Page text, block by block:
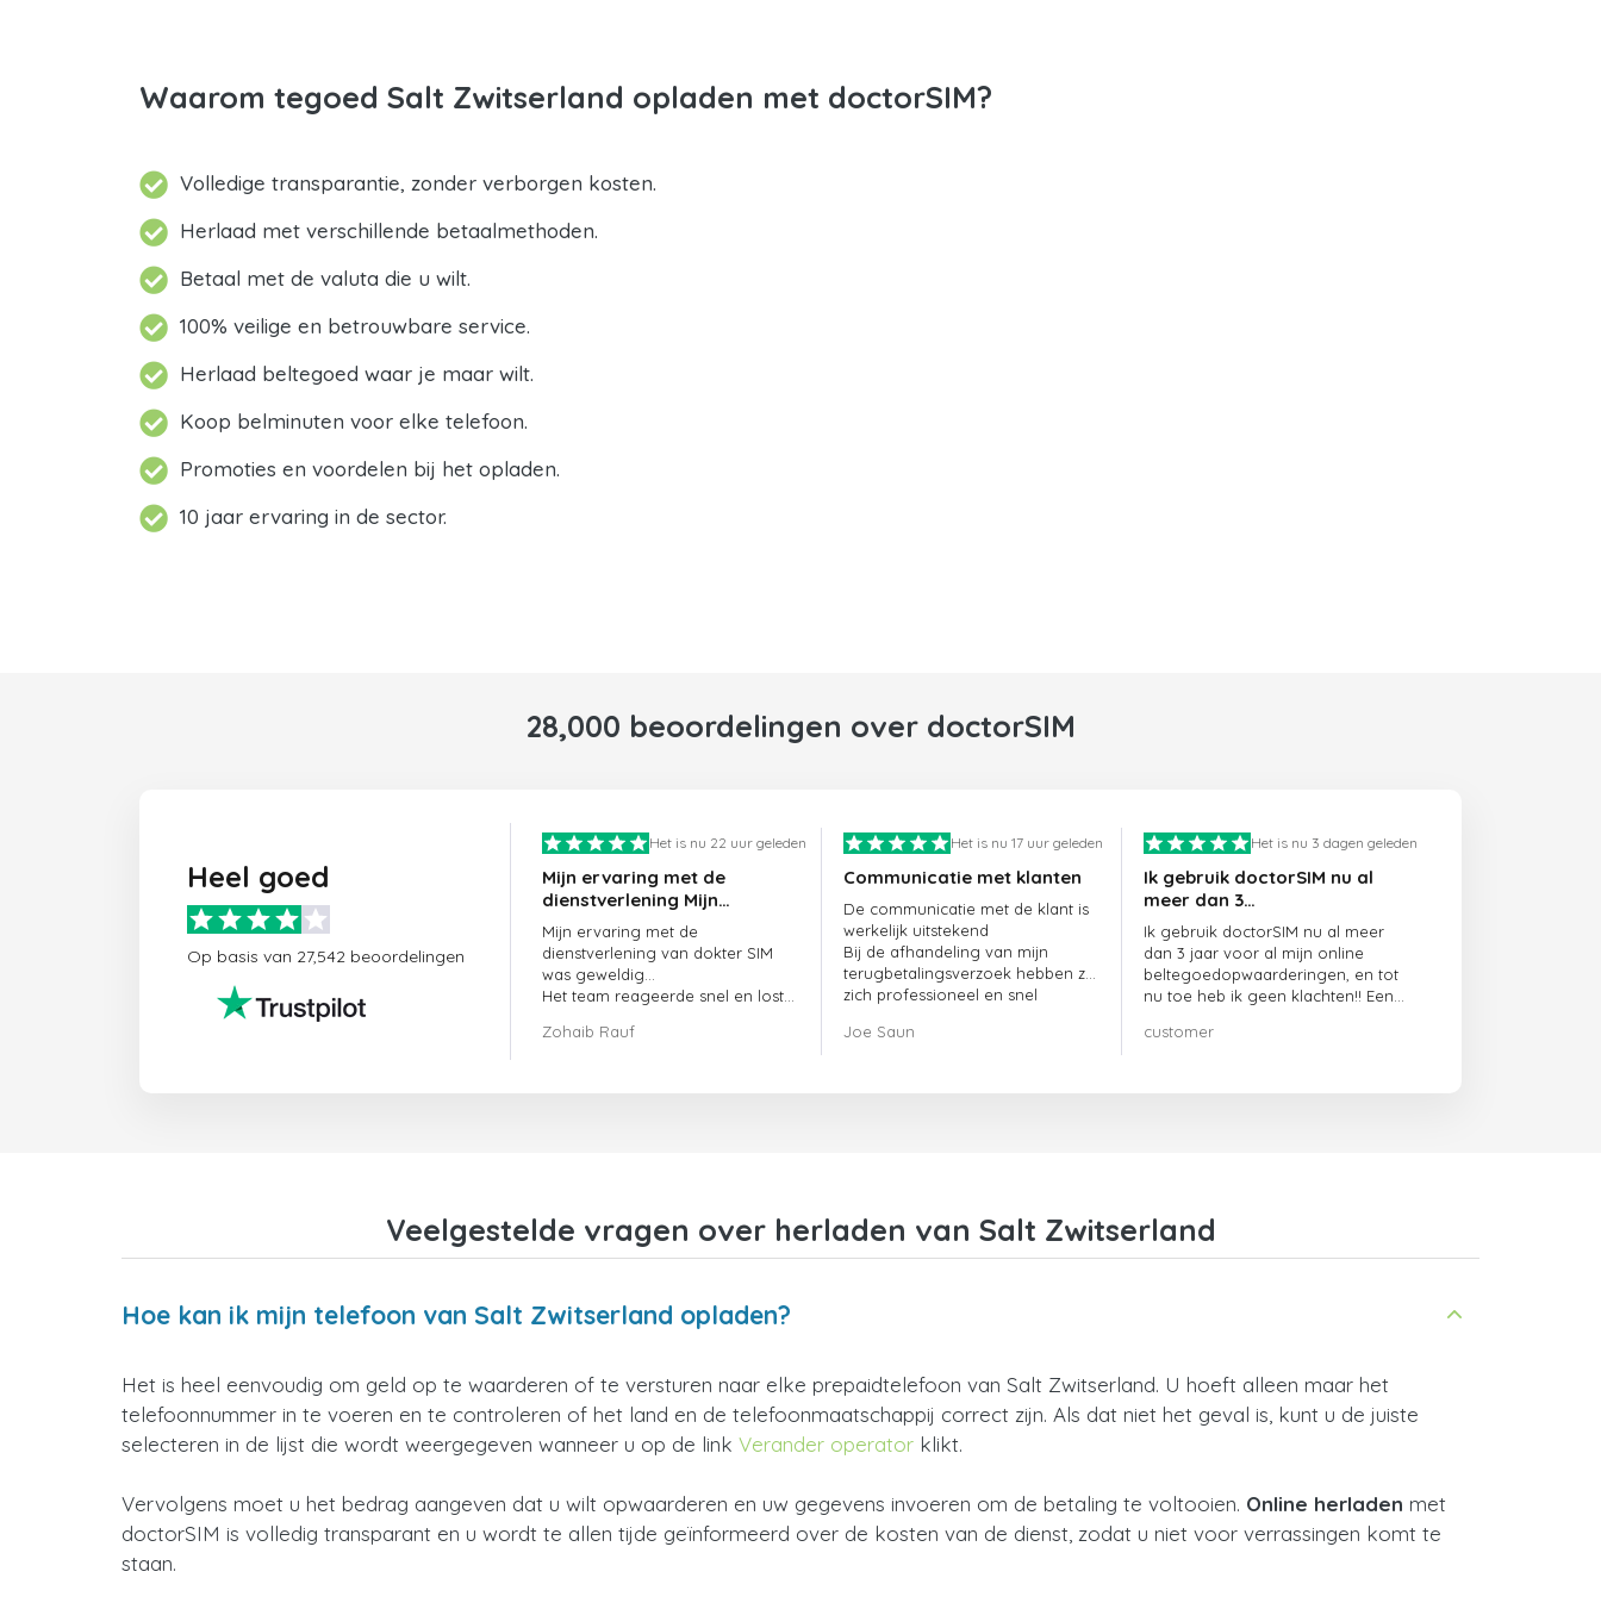
Waarom tegoed Salt Zwitserland opladen met doctorSIM?
Volledige transparantie, zonder verborgen kosten.
Herlaad met verschillende betaalmethoden.
Betaal met de valuta die u wilt.
100% veilige en betrouwbare service.
Herlaad beltegoed waar je maar wilt.
Koop belminuten voor elke telefoon.
Promoties en voordelen bij het opladen.
10 jaar ervaring in de sector.
28,000 beoordelingen over doctorSIM
Heel goed
Op basis van 27,542 beoordelingen
Het is nu 22 uur geleden
Mijn ervaring met de
dienstverlening Mijn
ervaring met de
dienstverlening van
doctorSIM was geweldig.
Mijn ervaring met de
dienstverlening van dokter SIM
was geweldig...
Het team reageerde snel en loste
meteen op.
Zohaib Rauf
Het is nu 17 uur geleden
Communicatie met klanten
De communicatie met de klant is
werkelijk uitstekend
Bij de afhandeling van mijn
terugbetalingsverzoek hebben ze
zich professioneel en snel
opgelost
Joe Saun
Het is nu 3 dagen geleden
Ik gebruik doctorSIM nu al
meer dan 3…
Ik gebruik doctorSIM nu al meer
dan 3 jaar voor al mijn online
beltegoedopwaarderingen, en tot
nu toe heb ik geen klachten!! Een
customer
Veelgestelde vragen over herladen van Salt Zwitserland
Hoe kan ik mijn telefoon van Salt Zwitserland opladen?
Het is heel eenvoudig om geld op te waarderen of te versturen naar elke prepaidtelefoon van Salt Zwitserland. U hoeft alleen maar het
telefoonnummer in te voeren en te controleren of het land en de telefoonmaatschappij correct zijn. Als dat niet het geval is, kunt u de juiste
selecteren in de lijst die wordt weergegeven wanneer u op de link Verander operator klikt.
Vervolgens moet u het bedrag aangeven dat u wilt opwaarderen en uw gegevens invoeren om de betaling te voltooien. Online herladen met
doctorSIM is volledig transparant en u wordt te allen tijde geïnformeerd over de kosten van de dienst, zodat u niet voor verrassingen komt te
staan.